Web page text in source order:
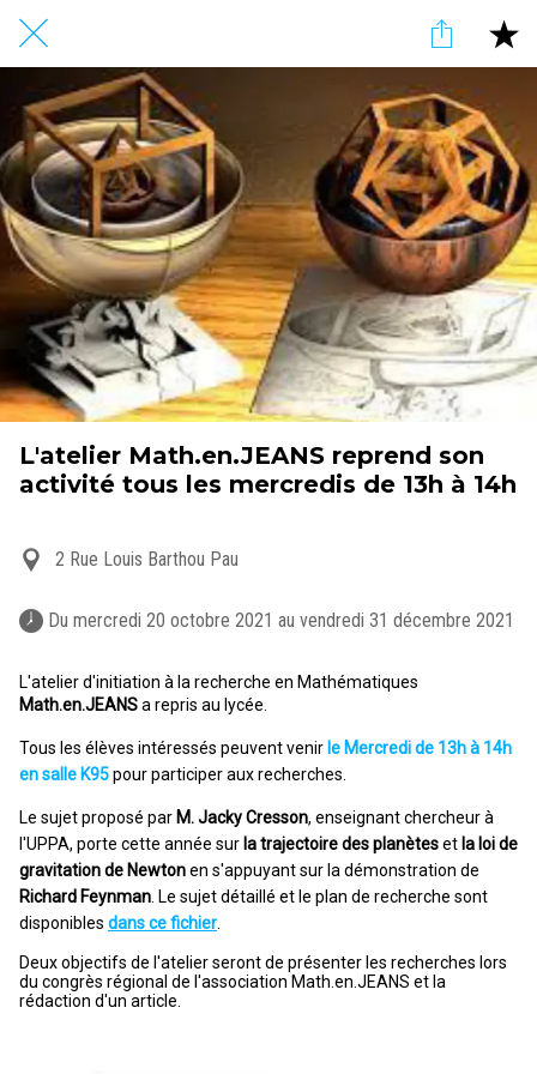
L'atelier Math.en.JEANS reprend son
activité tous les mercredis de 13h à 14h
2 Rue Louis Barthou Pau
L'atelier d'initiation à la recherche en Mathématiques
Math.en.JEANSa repris au lycée.
Tous les élèves intéressés peuvent venir le Mercredi de 13h à 14h
en salle K95pour participer aux recherches.
Le sujet proposé par M. Jacky Cresson, enseignant chercheur à
l'UPPA, porte cette année sur la trajectoire des planèteset la loi de
gravitation de Newtonen s'appuyant sur la démonstration de
Richard Feynman . Le sujet détaillé et le plan de recherche sont
disponibles dans ce fichier
Deux objectifs de l'atelier seront de présenter les recherches lors
du congrès régional de l'association Math.en.JEANS et la
rédaction d'un article.